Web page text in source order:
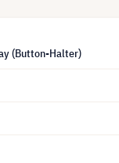
(Button-Halter)